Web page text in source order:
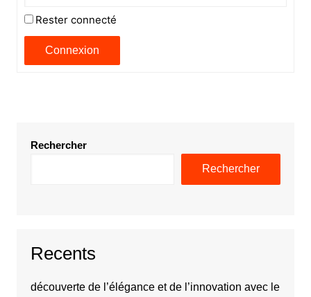
Rester connecté
Connexion
Rechercher
Rechercher
Recents
découverte de l’élégance et de l’innovation avec le